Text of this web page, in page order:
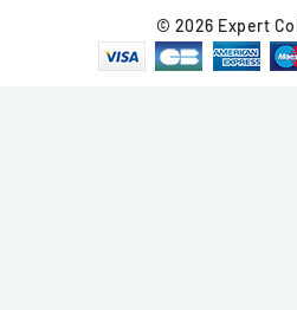
© 2026 Expert